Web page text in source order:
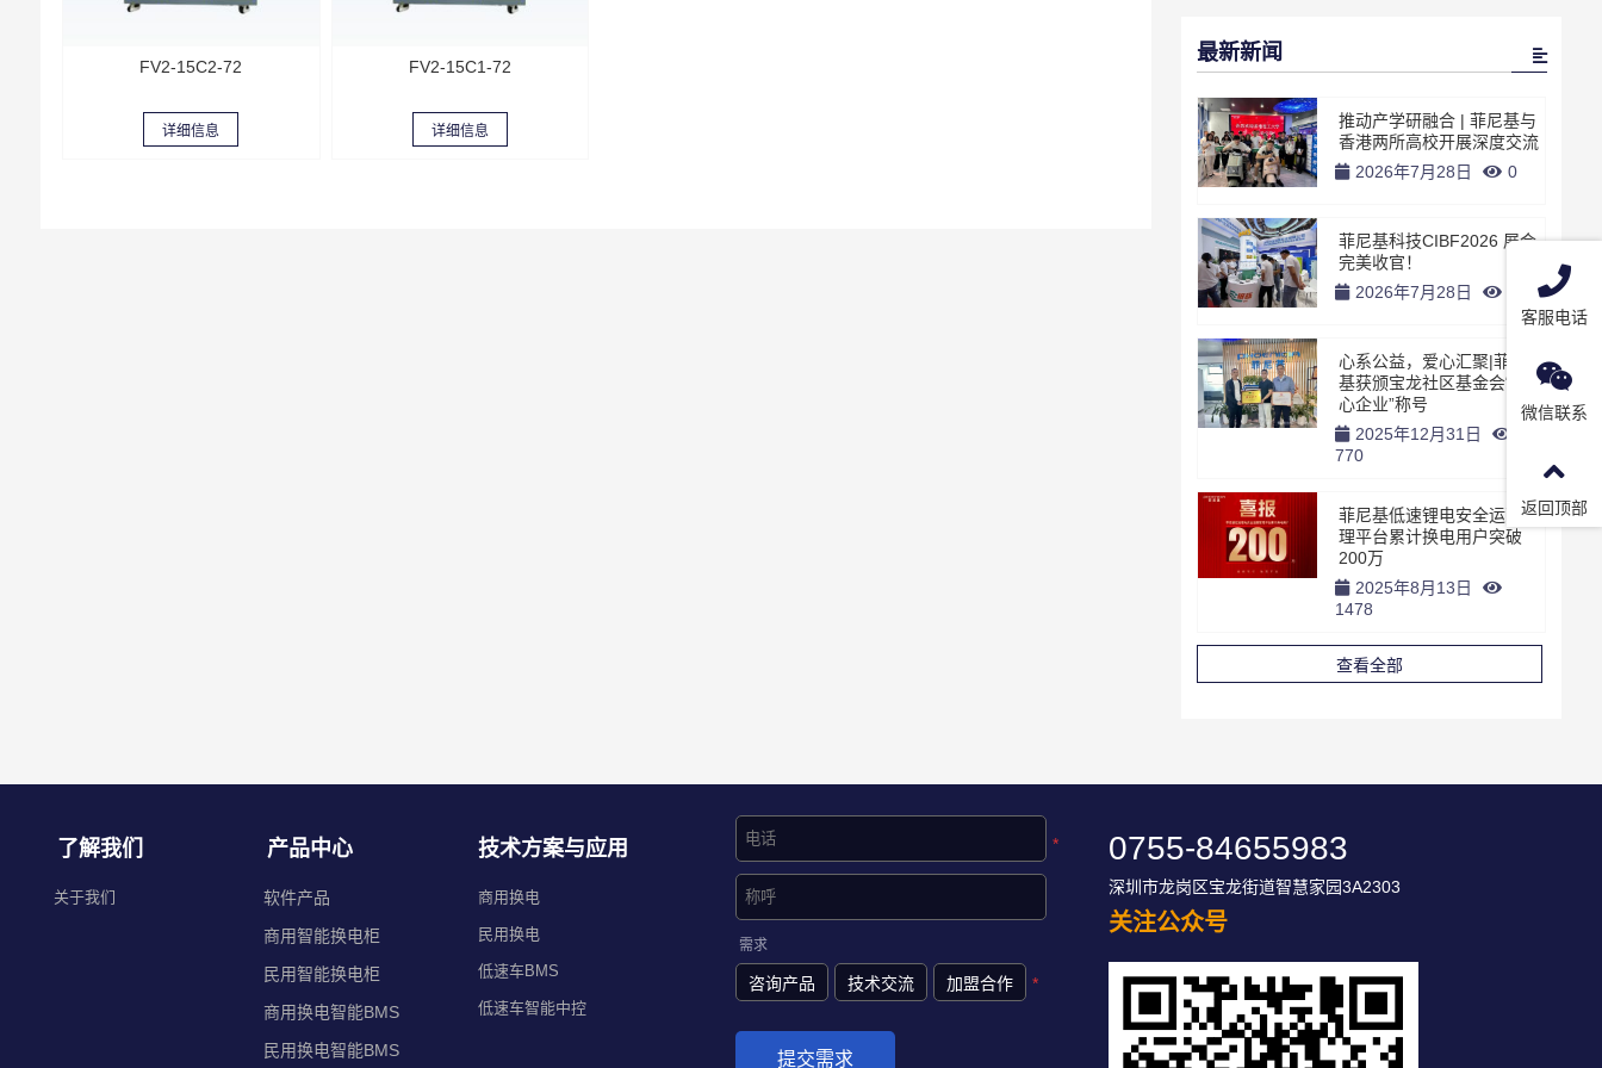
FV2-15C2-72
详细信息
FV2-15C1-72
详细信息
最新新闻
推动产学研融合 | 菲尼基与
香港两所高校开展深度交流
2026年7月28日
0
菲尼基科技CIBF2026 展会
完美收官！
2026年7月28日
心系公益，爱心汇聚|菲尼
基获颁宝龙社区基金会“爱
心企业”称号
2025年12月31日
770
菲尼基低速锂电安全运营管
理平台累计换电用户突破
200万
2025年8月13日
1478
查看全部
了解我们
关于我们
产品中心
软件产品
商用智能换电柜
民用智能换电柜
商用换电智能BMS
民用换电智能BMS
技术方案与应用
商用换电
民用换电
低速车BMS
低速车智能中控
*
需求
咨询产品 技术交流 加盟合作 *
0755-84655983
深圳市龙岗区宝龙街道智慧家园3A2303
关注公众号
客服电话
微信联系
返回顶部